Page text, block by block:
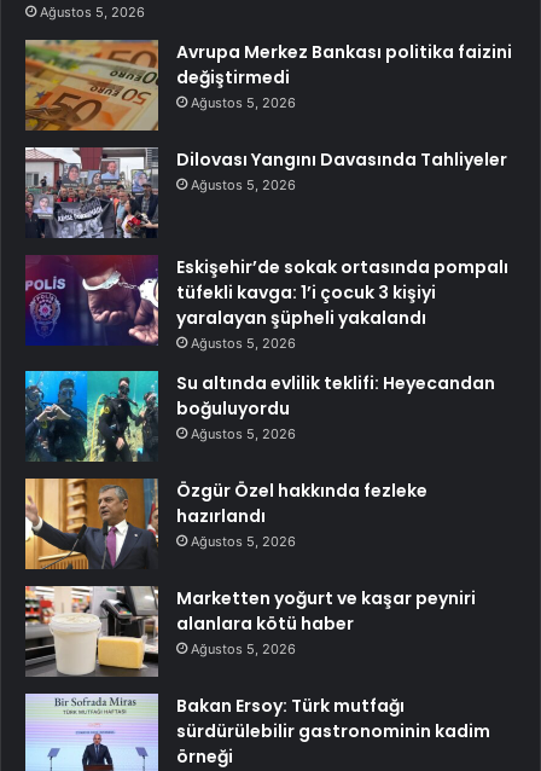
Ağustos 5, 2026
Avrupa Merkez Bankası politika faizini
değiştirmedi
Ağustos 5, 2026
Dilovası Yangını Davasında Tahliyeler
Ağustos 5, 2026
Eskişehir’de sokak ortasında pompalı
tüfekli kavga: 1’i çocuk 3 kişiyi
yaralayan şüpheli yakalandı
Ağustos 5, 2026
Su altında evlilik teklifi: Heyecandan
boğuluyordu
Ağustos 5, 2026
Özgür Özel hakkında fezleke
hazırlandı
Ağustos 5, 2026
Marketten yoğurt ve kaşar peyniri
alanlara kötü haber
Ağustos 5, 2026
Bakan Ersoy: Türk mutfağı
sürdürülebilir gastronominin kadim
örneği